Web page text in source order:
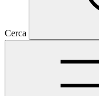
Cerca